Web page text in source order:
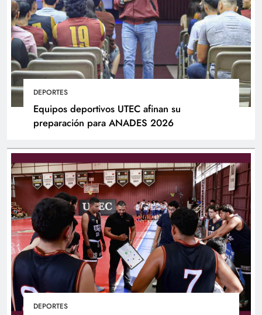
DEPORTES
Equipos deportivos UTEC afinan su
preparación para ANADES 2026
DEPORTES